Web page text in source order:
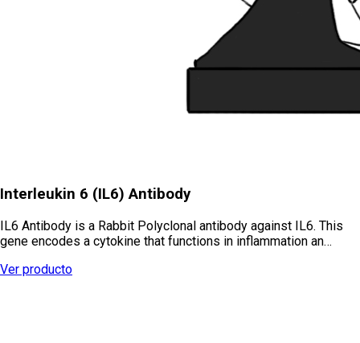
Interleukin 6 (IL6) Antibody
IL6 Antibody is a Rabbit Polyclonal antibody against IL6. This
gene encodes a cytokine that functions in inflammation an…
Ver producto